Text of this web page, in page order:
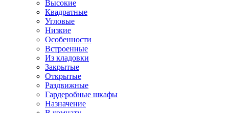
Высокие
Квадратные
Угловые
Низкие
Особенности
Встроенные
Из кладовки
Закрытые
Открытые
Раздвижные
Гардеробные шкафы
Назначение